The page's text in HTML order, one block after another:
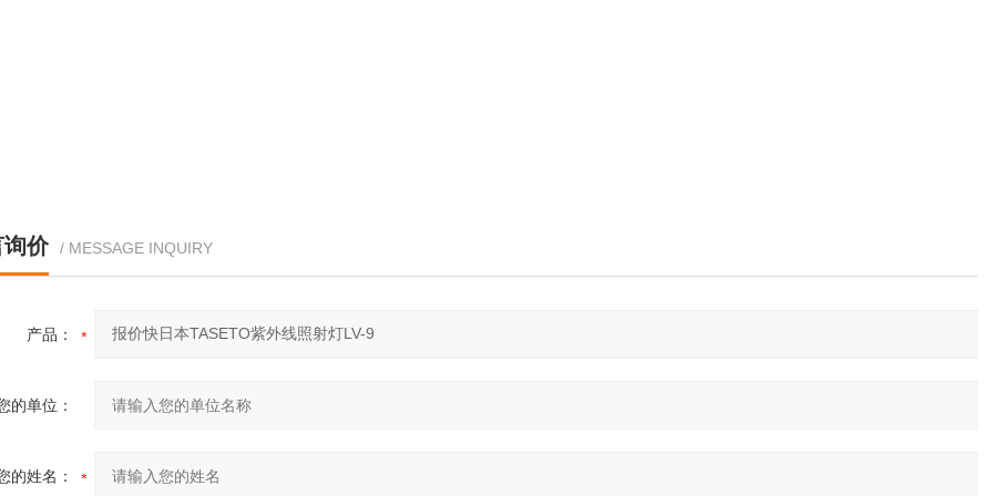
价 / MESSAGE INQUIRY
产品：
的单位：
的姓名：